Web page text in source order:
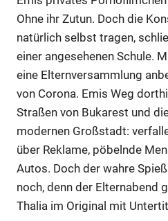
Ohne ihr Zutun. Doch die
natürlich selbst tragen,
einer angesehenen Schule.
eine Elternversammlung
von Corona. Emis Weg
Straßen von Bukarest und
modernen Großstadt:
über Reklame, pöbelnde
Autos. Doch der wahre
noch, denn der Elternabend
Thalia im Original mit